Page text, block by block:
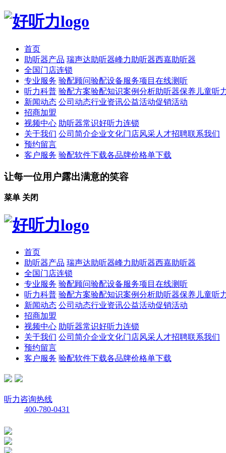
首页
助听器产品 瑞声达助听器峰力助听器西嘉助听器
全国门店连锁
专业服务 验配顾问验配设备服务项目 在线测听
听力科普 验配方案验配知识案例分析助听器保养 儿童听
新闻动态 公司动态行业资讯公益活动促销活动
招商加盟
视频中心 助听器常识好听力连锁
关于我们 公司简介企业文化门店风采人才招聘联系我们
预约留言
客户服务 验配软件下载各品牌价格单下载
让每一位用户露出满意的笑容
菜单 关闭
首页
助听器产品 瑞声达助听器峰力助听器西嘉助听器
全国门店连锁
专业服务 验配顾问验配设备服务项目 在线测听
听力科普 验配方案验配知识案例分析助听器保养 儿童听
新闻动态 公司动态行业资讯公益活动促销活动
招商加盟
视频中心 助听器常识好听力连锁
关于我们 公司简介企业文化门店风采人才招聘联系我们
预约留言
客户服务 验配软件下载各品牌价格单下载
听力咨询热线
400-780-0431